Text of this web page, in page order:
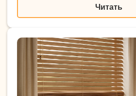
Читать